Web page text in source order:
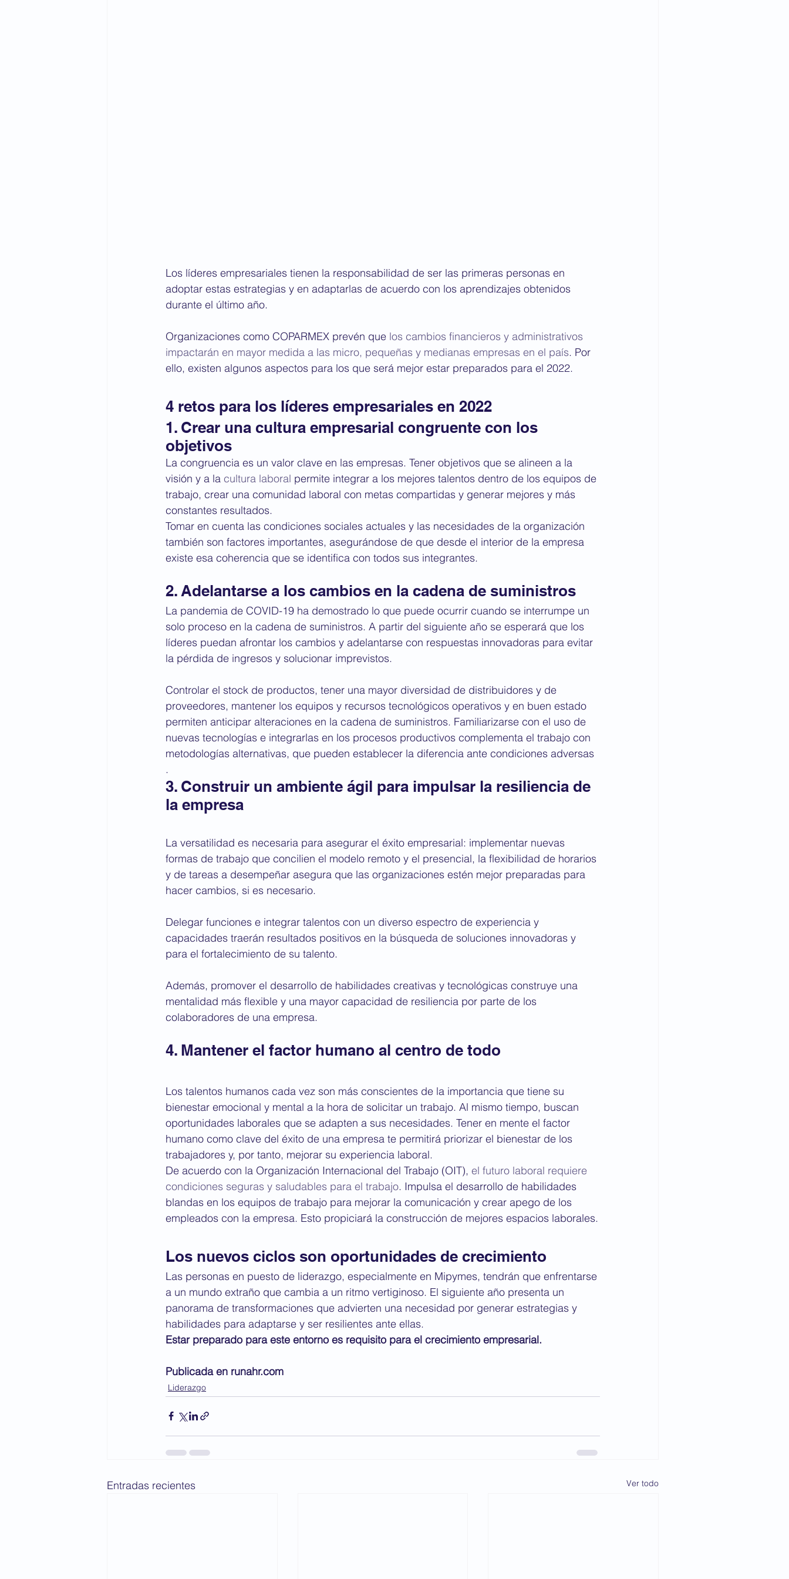
Los líderes empresariales tienen la responsabilidad de ser las primeras personas en
adoptar estas estrategias y en adaptarlas de acuerdo con los aprendizajes obtenidos
durante el último año.
Organizaciones como COPARMEX prevén que los cambios financieros y administrativos
impactarán en mayor medida a las micro, pequeñas y medianas empresas en el país. Por
ello, existen algunos aspectos para los que será mejor estar preparados para el 2022.
4 retos para los líderes empresariales en 2022
1. Crear una cultura empresarial congruente con los
objetivos
La congruencia es un valor clave en las empresas. Tener objetivos que se alineen a la
visión y a la cultura laboral permite integrar a los mejores talentos dentro de los equipos de
trabajo, crear una comunidad laboral con metas compartidas y generar mejores y más
constantes resultados.
Tomar en cuenta las condiciones sociales actuales y las necesidades de la organización
también son factores importantes, asegurándose de que desde el interior de la empresa
existe esa coherencia que se identifica con todos sus integrantes.
2. Adelantarse a los cambios en la cadena de suministros
La pandemia de COVID-19 ha demostrado lo que puede ocurrir cuando se interrumpe un
solo proceso en la cadena de suministros. A partir del siguiente año se esperará que los
líderes puedan afrontar los cambios y adelantarse con respuestas innovadoras para evitar
la pérdida de ingresos y solucionar imprevistos.
Controlar el stock de productos, tener una mayor diversidad de distribuidores y de
proveedores, mantener los equipos y recursos tecnológicos operativos y en buen estado
permiten anticipar alteraciones en la cadena de suministros. Familiarizarse con el uso de
nuevas tecnologías e integrarlas en los procesos productivos complementa el trabajo con
metodologías alternativas, que pueden establecer la diferencia ante condiciones adversas
.
3. Construir un ambiente ágil para impulsar la resiliencia de
la empresa
La versatilidad es necesaria para asegurar el éxito empresarial: implementar nuevas
formas de trabajo que concilien el modelo remoto y el presencial, la flexibilidad de horarios
y de tareas a desempeñar asegura que las organizaciones estén mejor preparadas para
hacer cambios, si es necesario.
Delegar funciones e integrar talentos con un diverso espectro de experiencia y
capacidades traerán resultados positivos en la búsqueda de soluciones innovadoras y
para el fortalecimiento de su talento.
Además, promover el desarrollo de habilidades creativas y tecnológicas construye una
mentalidad más flexible y una mayor capacidad de resiliencia por parte de los
colaboradores de una empresa.
4. Mantener el factor humano al centro de todo
Los talentos humanos cada vez son más conscientes de la importancia que tiene su
bienestar emocional y mental a la hora de solicitar un trabajo. Al mismo tiempo, buscan
oportunidades laborales que se adapten a sus necesidades. Tener en mente el factor
humano como clave del éxito de una empresa te permitirá priorizar el bienestar de los
trabajadores y, por tanto, mejorar su experiencia laboral.
De acuerdo con la Organización Internacional del Trabajo (OIT), el futuro laboral requiere
condiciones seguras y saludables para el trabajo. Impulsa el desarrollo de habilidades
blandas en los equipos de trabajo para mejorar la comunicación y crear apego de los
empleados con la empresa. Esto propiciará la construcción de mejores espacios laborales.
Los nuevos ciclos son oportunidades de crecimiento
Las personas en puesto de liderazgo, especialmente en Mipymes, tendrán que enfrentarse
a un mundo extraño que cambia a un ritmo vertiginoso. El siguiente año presenta un
panorama de transformaciones que advierten una necesidad por generar estrategias y
habilidades para adaptarse y ser resilientes ante ellas.
Estar preparado para este entorno es requisito para el crecimiento empresarial.
Publicada en runahr.com
Liderazgo
Entradas recientes Ver todo